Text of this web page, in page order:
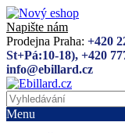
Napište nám
Prodejna Praha: +420
St+Pá:10-18), +420
info@ebillard.cz
Menu